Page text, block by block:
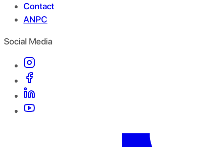
Contact
ANPC
Social Media